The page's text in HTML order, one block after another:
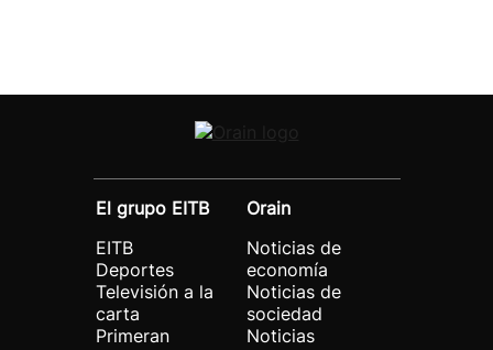
El grupo EITB
EITB
Deportes
Televisión a la
carta
Primeran
Orain
Noticias de
economía
Noticias de
sociedad
Noticias